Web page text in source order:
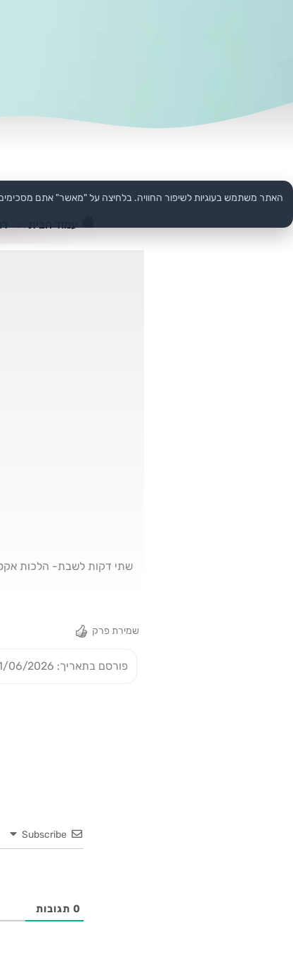
עמוד הבית >>
שתי דקות לשבת- הלכות
שמירת פרק
פורסם בתאריך: 21/06/2026
Subscribe
0 תגובות
האתר משתמש בעוגיות לשיפור החוויה. בלחיצה על "מאשר" אתם